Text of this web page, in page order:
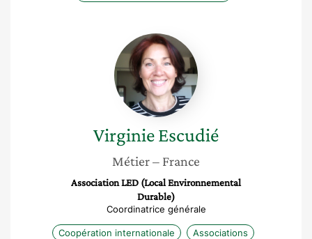
Virginie
Escudié
VirginieEscudié
Métier– France
Association LED (Local Environnemental
Durable)
Coordinatrice générale
Coopération internationale Associations